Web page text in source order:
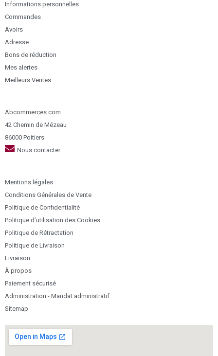
Informations personnelles
Commandes
Avoirs
Adresse
Bons de réduction
Mes alertes
Meilleurs Ventes
Abcommerces.com
42 Chemin de Mézeau
86000 Poitiers
Nous contacter
Mentions légales
Conditions Générales de Vente
Politique de Confidentialité
Politique d’utilisation des Cookies
Politique de Rétractation
Politique de Livraison
Livraison
À propos
Paiement sécurisé
Administration - Mandat administratif
Sitemap